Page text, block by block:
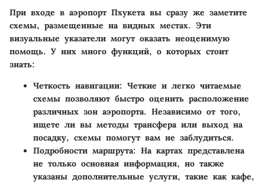
При входе в аэропорт Пхукета вы сразу же заметите
схемы, размещенные на видных местах. Эти
визуальные указатели могут оказать неоценимую
помощь. У них много функций, о которых стоит
знать:
Четкость навигации: Четкие и легко читаемые
схемы позволяют быстро оценить расположение
различных зон аэропорта. Независимо от того,
ищете ли вы методы трансфера или выход на
посадку, схемы помогут вам не заблудиться.
Подробности маршрута: На картах представлена
не только основная информация, но также
указаны дополнительные услуги, такие как кафе,